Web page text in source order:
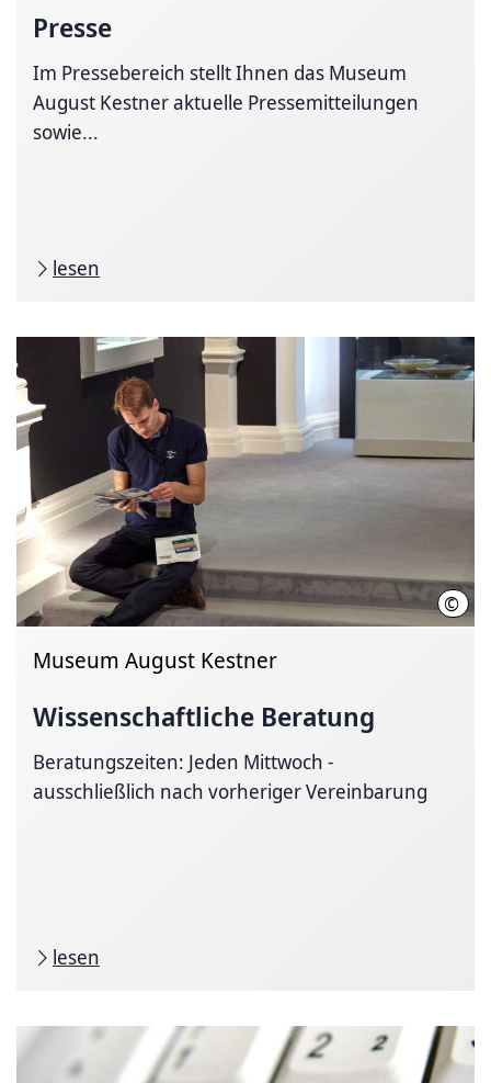
Presse
Im Pressebereich stellt Ihnen das Museum
August Kestner aktuelle Pressemitteilungen
sowie...
lesen
© MAK
Museum August Kestner
Wissenschaftliche Beratung
Beratungszeiten: Jeden Mittwoch -
ausschließlich nach vorheriger Vereinbarung
lesen